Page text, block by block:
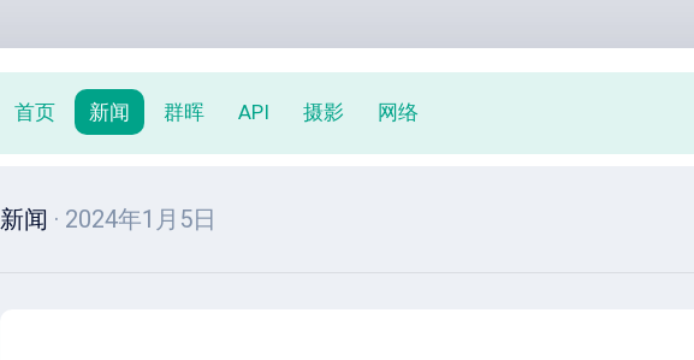
首页 新闻 群晖 API 摄影 网络
新闻 · 2024年1月5日